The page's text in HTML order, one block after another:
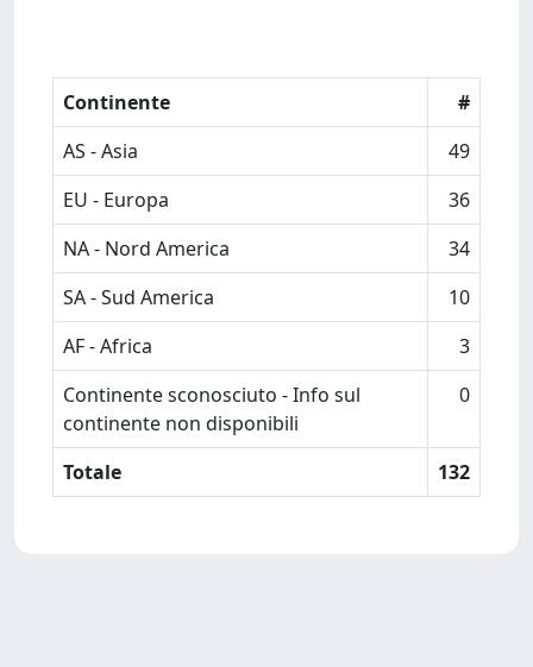
Continente
#
AS - Asia
49
EU - Europa
36
NA - Nord America
34
SA - Sud America
10
AF - Africa
3
Continente sconosciuto - Info sul
continente non disponibili
0
Totale 132